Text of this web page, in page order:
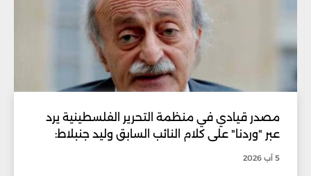
مصدر قيادي في منظمة التحرير الفلسطينية يرد
عبر "وردنا" على كلام النائب السابق وليد جنبلاط:
5 آب 2026